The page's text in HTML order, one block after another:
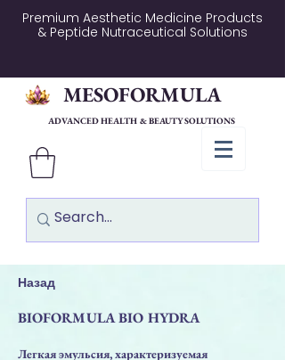
Premium Aesthetic Medicine Products
& Peptide Nutraceutical Solutions
MESOFORMULA
ADVANCED HEALTH & BEAUTY SOLUTIONS
Назад
BIOFORMULA BIO HYDRA
Легкая эмульсия, характеризуемая